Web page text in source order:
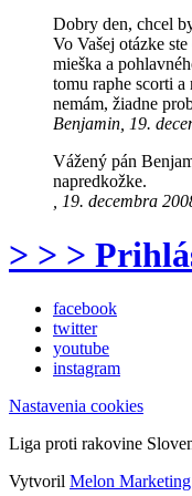
Dobry den, chcel
Vo Vašej otázke
mieška a
tomu raphe scorti
nemám, žiadne
Benjamin, 19.
Vážený pán
napredkožke.
, 19. decembra
> > >
facebook
twitter
youtube
instagram
Nastavenia cookies
Liga proti rakovine
Vytvoril Melon Marketing